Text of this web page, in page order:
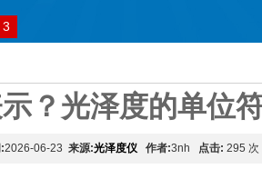
3
？光泽度的单位
2026-06-23 来源:光泽度仪 作者:3nh 点击: 295 次